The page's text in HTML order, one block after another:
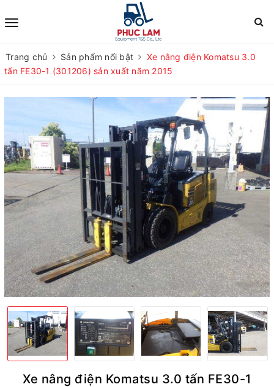
Trang chủ Sản phẩm nổi bật
Xe nâng điện Komatsu 3.0
tấn FE30-1 (301206) sản xuất năm 2015
Xe nâng điện Komatsu 3.0 tấn FE30-1